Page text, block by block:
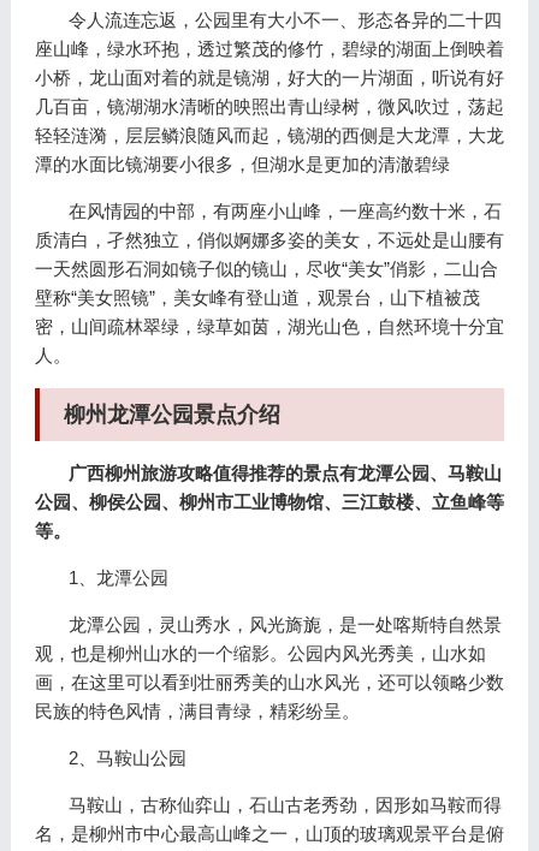
令人流连忘返，公园里有大小不一、形态各异的二十四
座山峰，绿水环抱，透过繁茂的修竹，碧绿的湖面上倒映着
小桥，龙山面对着的就是镜湖，好大的一片湖面，听说有好
几百亩，镜湖湖水清晰的映照出青山绿树，微风吹过，荡起
轻轻涟漪，层层鳞浪随风而起，镜湖的西侧是大龙潭，大龙
潭的水面比镜湖要小很多，但湖水是更加的清澈碧绿
在风情园的中部，有两座小山峰，一座高约数十米，石
质清白，孑然独立，俏似婀娜多姿的美女，不远处是山腰有
一天然圆形石洞如镜子似的镜山，尽收“美女”俏影，二山合
壁称“美女照镜”，美女峰有登山道，观景台，山下植被茂
密，山间疏林翠绿，绿草如茵，湖光山色，自然环境十分宜
人。
柳州龙潭公园景点介绍
广西柳州旅游攻略值得推荐的景点有龙潭公园、马鞍山
公园、柳侯公园、柳州市工业博物馆、三江鼓楼、立鱼峰等
等。
1、龙潭公园
龙潭公园，灵山秀水，风光旖旎，是一处喀斯特自然景
观，也是柳州山水的一个缩影。公园内风光秀美，山水如
画，在这里可以看到壮丽秀美的山水风光，还可以领略少数
民族的特色风情，满目青绿，精彩纷呈。
2、马鞍山公园
马鞍山，古称仙弈山，石山古老秀劲，因形如马鞍而得
名，是柳州市中心最高山峰之一，山顶的玻璃观景平台是俯